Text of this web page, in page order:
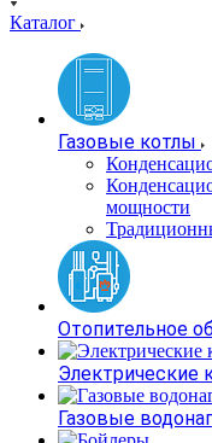
Каталог
Газовые котлы
мощности
Отопительное
Электрические
Газовые